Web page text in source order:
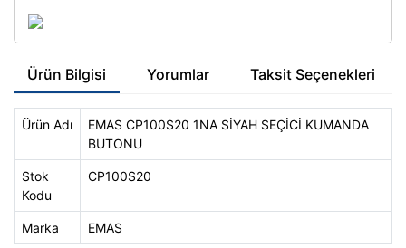
Ürün Bilgisi Yorumlar Taksit Seçenekleri
Ürün Adı
EMAS CP100S20 1NA SİYAH SEÇİCİ KUMANDA
BUTONU
Stok
Kodu
CP100S20
Marka EMAS